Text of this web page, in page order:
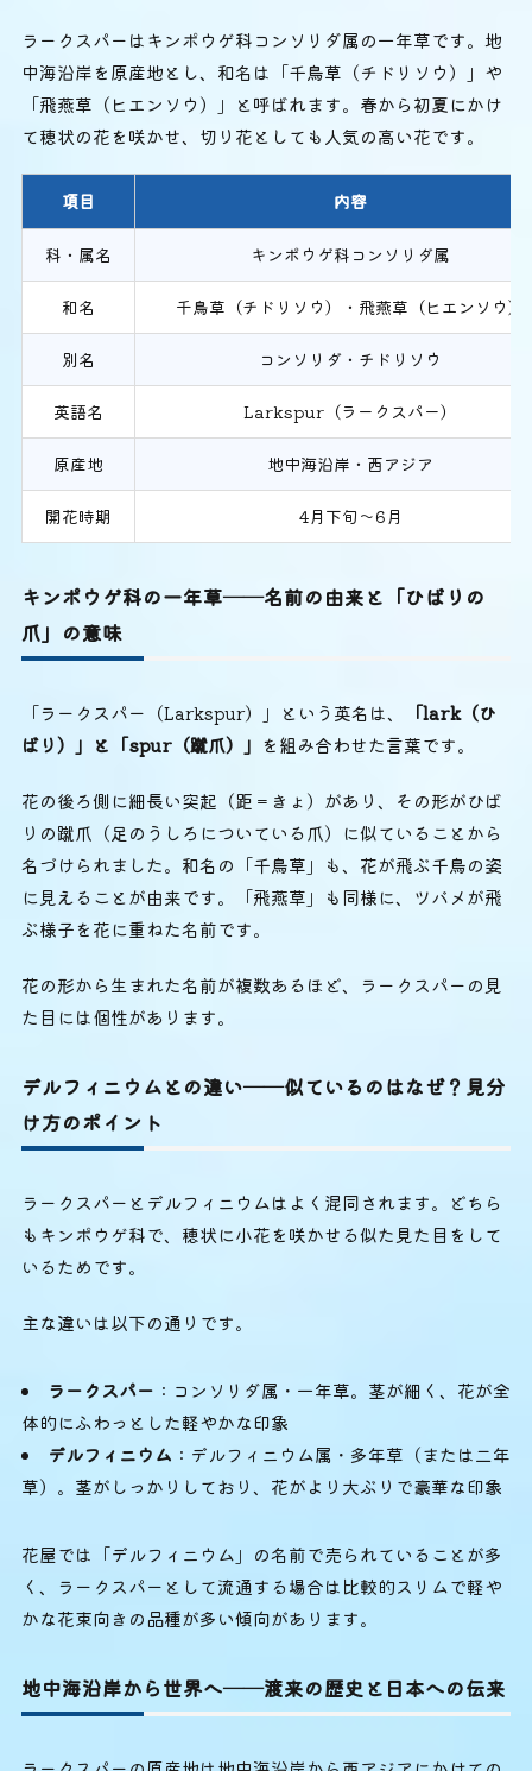
ラークスパーはキンポウゲ科コンソリダ属の一年草です。地
中海沿岸を原産地とし、和名は「千鳥草（チドリソウ）」や
「飛燕草（ヒエンソウ）」と呼ばれます。春から初夏にかけ
て穂状の花を咲かせ、切り花としても人気の高い花です。
項目 内容
科・属名 キンポウゲ科コンソリダ属
和名 千鳥草（チドリソウ）・飛燕草（ヒエンソウ）
別名 コンソリダ・チドリソウ
英語名 Larkspur（ラークスパー）
原産地 地中海沿岸・西アジア
開花時期 4月下旬〜6月
キンポウゲ科の一年草──名前の由来と「ひばりの
爪」の意味
「ラークスパー（Larkspur）」という英名は、
「lark（ひ
ばり）」と「spur（蹴爪）」 を組み合わせた言葉です。
花の後ろ側に細長い突起（距＝きょ）があり、その形がひば
りの蹴爪（足のうしろについている爪）に似ていることから
名づけられました。和名の「千鳥草」も、花が飛ぶ千鳥の姿
に見えることが由来です。「飛燕草」も同様に、ツバメが飛
ぶ様子を花に重ねた名前です。
花の形から生まれた名前が複数あるほど、ラークスパーの見
た目には個性があります。
デルフィニウムとの違い──似ているのはなぜ？見分
け方のポイント
ラークスパーとデルフィニウムはよく混同されます。どちら
もキンポウゲ科で、穂状に小花を咲かせる似た見た目をして
いるためです。
主な違いは以下の通りです。
ラークスパー ：コンソリダ属・一年草。茎が細く、花が全
体的にふわっとした軽やかな印象
デルフィニウム ：デルフィニウム属・多年草（または二年
草）。茎がしっかりしており、花がより大ぶりで豪華な印象
花屋では「デルフィニウム」の名前で売られていることが多
く、ラークスパーとして流通する場合は比較的スリムで軽や
かな花束向きの品種が多い傾向があります。
地中海沿岸から世界へ──渡来の歴史と日本への伝来